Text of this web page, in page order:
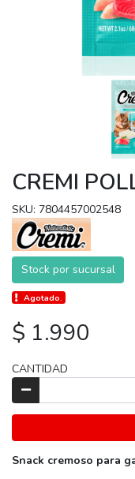
CREMI
SKU: 7804457002548
Stock por sucursal
Agotado.
$ 1.990
CANTIDAD
Snack cremoso para